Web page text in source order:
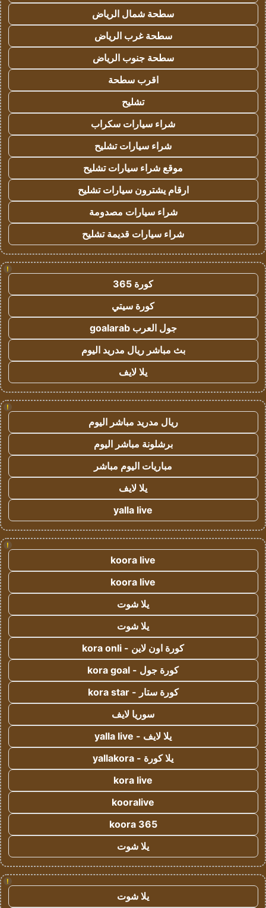
سطحة شمال الرياض
سطحة غرب الرياض
سطحة جنوب الرياض
اقرب سطحة
تشليح
شراء سيارات سكراب
شراء سيارات تشليح
موقع شراء سيارات تشليح
ارقام يشترون سيارات تشليح
شراء سيارات مصدومة
شراء سيارات قديمة تشليح
!
كورة 365
كورة سيتي
جول العرب goalarab
بث مباشر ريال مدريد اليوم
يلا لايف
!
ريال مدريد مباشر اليوم
برشلونة مباشر اليوم
مباريات اليوم مباشر
يلا لايف
yalla live
!
koora live
koora live
يلا شوت
يلا شوت
كورة اون لاين - kora onli
كورة جول - kora goal
كورة ستار - kora star
سوريا لايف
يلا لايف - yalla live
يلا كورة - yallakora
kora live
kooralive
koora 365
يلا شوت
!
يلا شوت